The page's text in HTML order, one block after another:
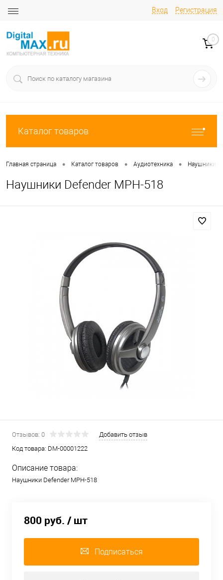
Вход Регистрация
0
Каталог товаров
Главная страница • Каталог товаров • Аудиотехника • Наушники
Наушники Defender MPH-518
Отзывов: 0
Добавить отзыв
Код товара: DM-00001222
Описание товара:
Наушники Defender MPH-518
800 руб. / шт
Подписаться